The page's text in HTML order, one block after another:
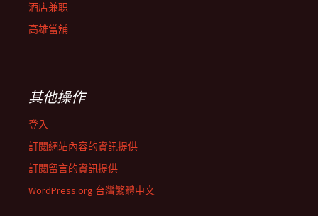
酒店兼职
高雄當舖
其他操作
登入
訂閱網站內容的資訊提供
訂閱留言的資訊提供
WordPress.org 台灣繁體中文